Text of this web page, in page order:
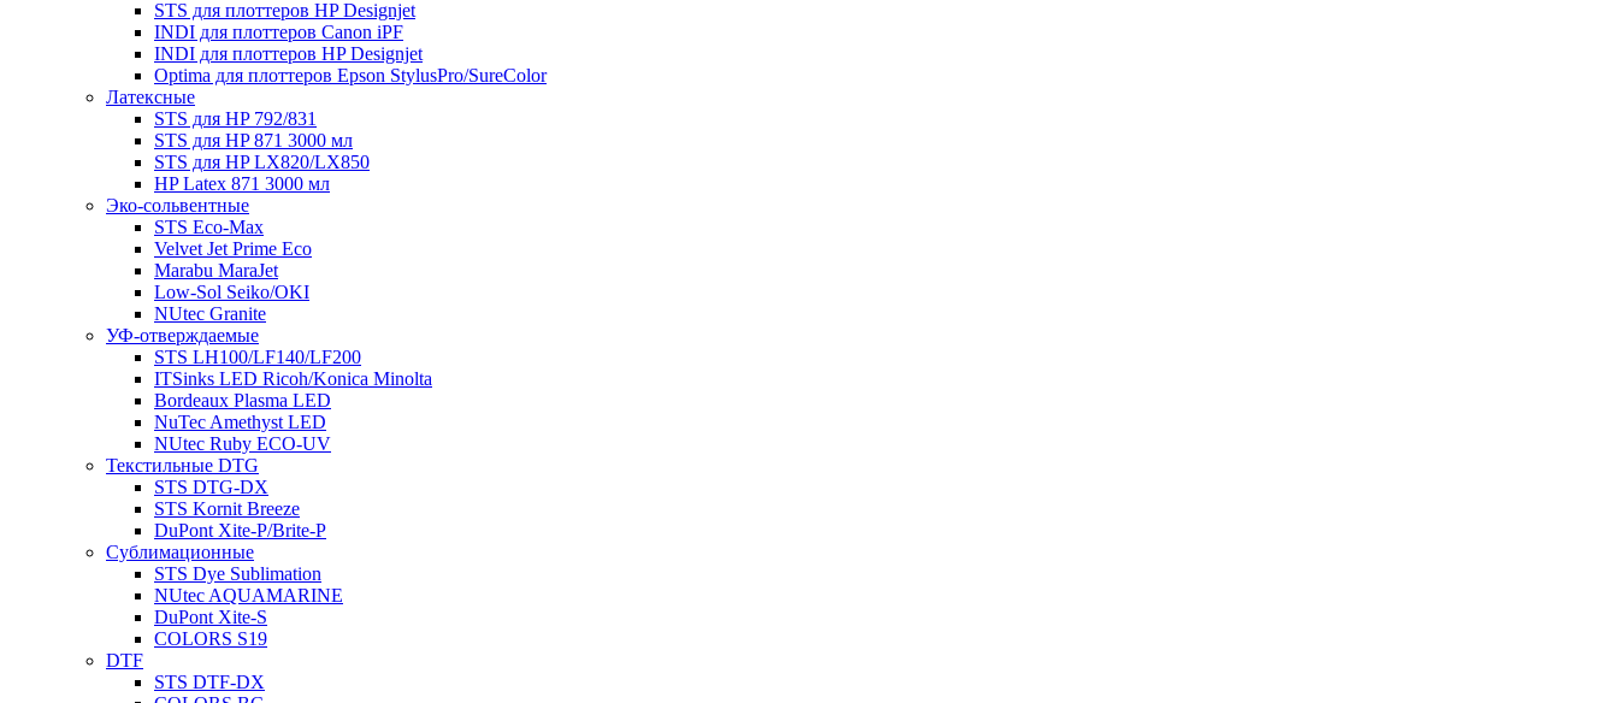
STS для плоттеров HP Designjet
INDI для плоттеров Canon iPF
INDI для плоттеров HP Designjet
Optima для плоттеров Epson StylusPro/SureColor
Латексные
STS для HP 792/831
STS для HP 871 3000 мл
STS для HP LX820/LX850
HP Latex 871 3000 мл
Эко-сольвентные
STS Eco-Max
Velvet Jet Prime Eco
Marabu MaraJet
Low-Sol Seiko/OKI
NUtec Granite
УФ-отверждаемые
STS LH100/LF140/LF200
ITSinks LED Ricoh/Konica Minolta
Bordeaux Plasma LED
NuTec Amethyst LED
NUtec Ruby ECO-UV
Текстильные DTG
STS DTG-DX
STS Kornit Breeze
DuPont Xite-P/Brite-P
Сублимационные
STS Dye Sublimation
NUtec AQUAMARINE
DuPont Xite-S
COLORS S19
DTF
STS DTF-DX